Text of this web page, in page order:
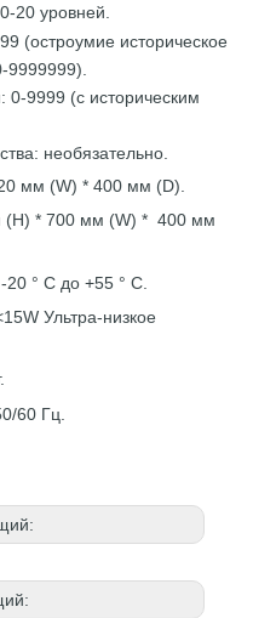
0-20 уровней.
(остроумие историческое
9999999).
0-9999 (с историческим
необязательно.
мм (W) * 400 мм (D).
(H) * 700 мм (W) * 400 мм
20 ° C до +55 ° C.
Ультра-низкое
60 Гц.